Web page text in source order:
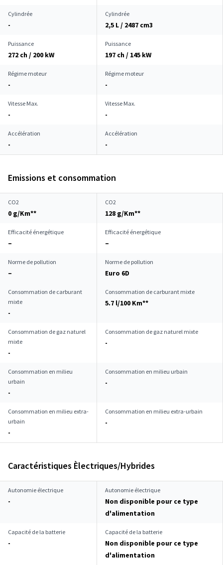
Cylindrée
-
Cylindrée
2,5 L / 2487 cm3
Puissance
272 ch / 200 kW
Puissance
197 ch / 145 kW
Régime moteur
-
Régime moteur
-
Vitesse Max.
-
Vitesse Max.
-
Accélération
-
Accélération
-
Emissions et consommation
CO2
0 g/Km**
CO2
128 g/Km**
Efficacité énergétique
–
Efficacité énergétique
–
Norme de pollution
–
Norme de pollution
Euro 6D
Consommation de carburant
mixte
-
Consommation de carburant mixte
5.7 l/100 Km**
Consommation de gaz naturel
mixte
-
Consommation de gaz naturel mixte
-
Consommation en milieu
urbain
-
Consommation en milieu urbain
-
Consommation en milieu extra-
urbain
-
Consommation en milieu extra-urbain
-
Caractéristiques Èlectriques/Hybrides
Autonomie électrique
-
Autonomie électrique
Non disponible pour ce type
d'alimentation
Capacité de la batterie
-
Capacité de la batterie
Non disponible pour ce type
d'alimentation